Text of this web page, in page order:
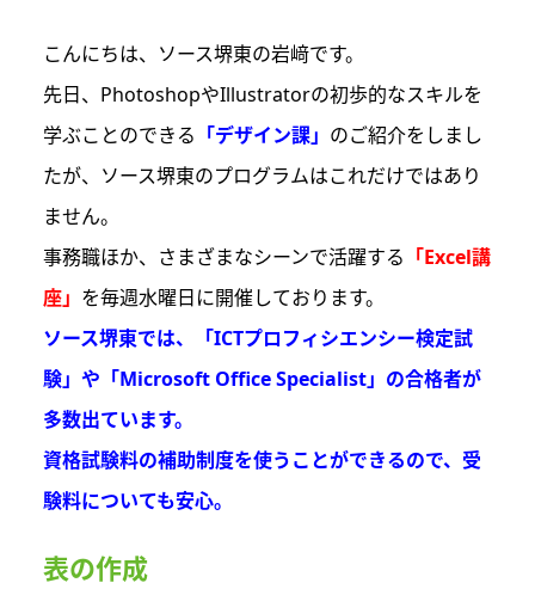
こんにちは、ソース堺東の岩﨑です。
先日、PhotoshopやIllustratorの初歩的なスキルを
学ぶことのできる 「デザイン課」 のご紹介をしまし
たが、ソース堺東のプログラムはこれだけではあり
ません。
事務職ほか、さまざまなシーンで活躍する 「Excel講
座」 を毎週水曜日に開催しております。
ソース堺東では、「ICTプロフィシエンシー検定試
験」や「Microsoft Office Specialist」の合格者が
多数出ています。
資格試験料の補助制度を使うことができるので、受
験料についても安心。
表の作成